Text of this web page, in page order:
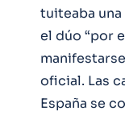
tuiteaba
el dúo “por
oficial. Las
España se